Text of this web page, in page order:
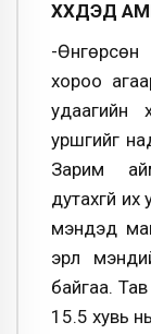
ХҮҮХДЭД
-
хороо
удаагийн
уршгийг
Зарим
дутахгүй их
мэндэд
эрүүл
байгаа. Тав
15.5 хувь